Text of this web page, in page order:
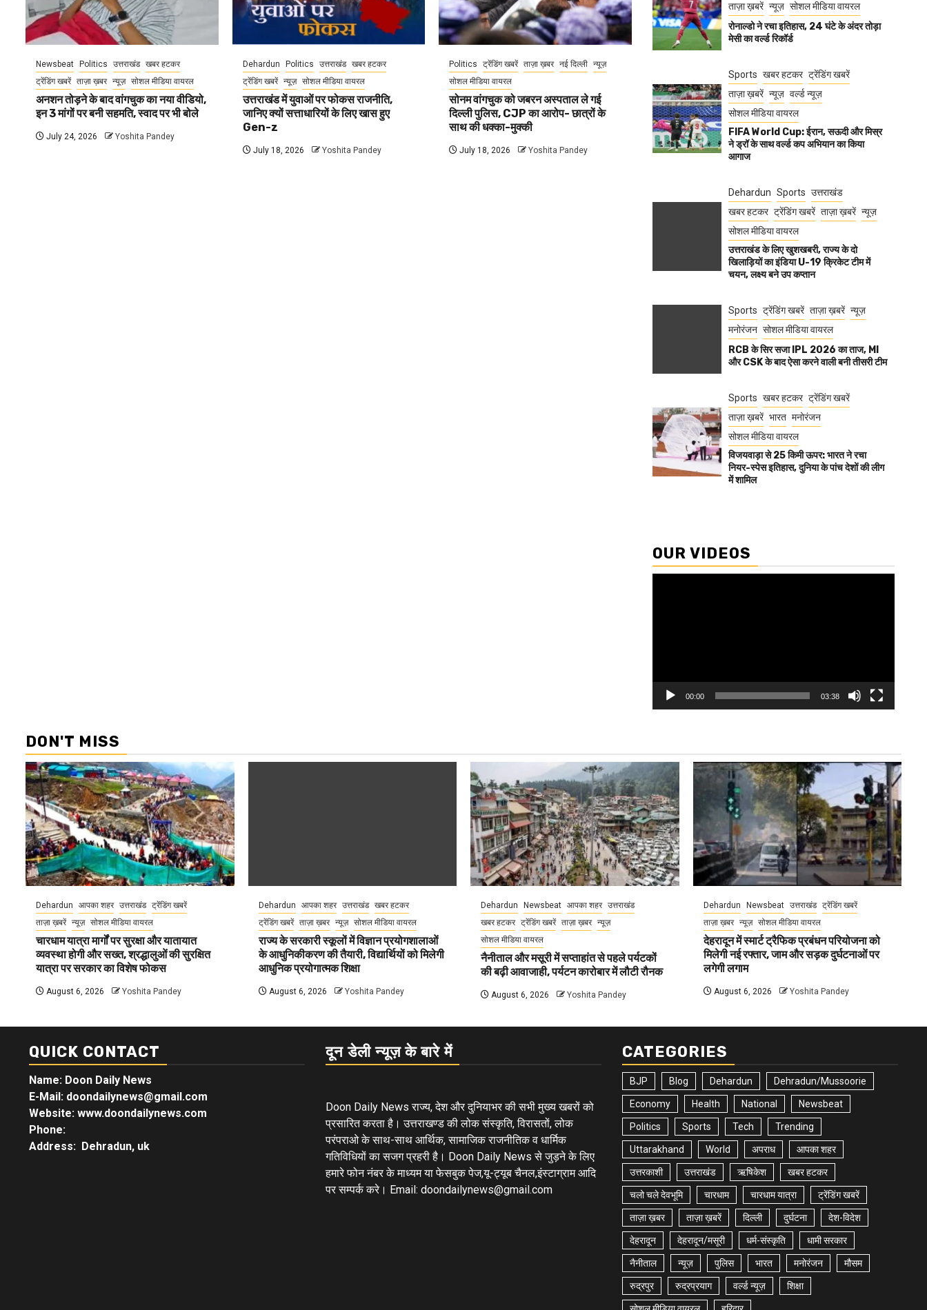
Newsbeat Politics उत्तराखंड खबर हटकर
ट्रेंडिंग खबरें ताज़ा ख़बर न्यूज़ सोशल मीडिया वायरल
अनशन तोड़ने के बाद वांगचुक का नया वीडियो,
इन 3 मांगों पर बनी सहमति, स्वाद पर भी बोले
July 24, 2026 Yoshita Pandey
Dehardun Politics उत्तराखंड खबर हटकर
ट्रेंडिंग खबरें न्यूज़ सोशल मीडिया वायरल
उत्तराखंड में युवाओं पर फोकस राजनीति,
जानिए क्यों सत्ताधारियों के लिए खास हुए
Gen-z
July 18, 2026 Yoshita Pandey
Politics ट्रेंडिंग खबरें ताज़ा ख़बर नई दिल्ली न्यूज़
सोशल मीडिया वायरल
सोनम वांगचुक को जबरन अस्पताल ले गई
दिल्ली पुलिस, CJP का आरोप- छात्रों के
साथ की धक्का-मुक्की
July 18, 2026 Yoshita Pandey
ताज़ा ख़बरें न्यूज़ सोशल मीडिया वायरल
रोनाल्डो ने रचा इतिहास, 24 घंटे के अंदर तोड़ा
मेसी का वर्ल्ड रिकॉर्ड
Sports खबर हटकर ट्रेंडिंग खबरें
ताज़ा ख़बरें न्यूज़ वर्ल्ड न्यूज़
सोशल मीडिया वायरल
FIFA World Cup: ईरान, सऊदी और मिस्र
ने ड्रॉ के साथ वर्ल्ड कप अभियान का किया
आगाज
Dehardun Sports उत्तराखंड
खबर हटकर ट्रेंडिंग खबरें ताज़ा ख़बरें न्यूज़
सोशल मीडिया वायरल
उत्तराखंड के लिए खुशखबरी, राज्य के दो
खिलाड़ियों का इंडिया U-19 क्रिकेट टीम में
चयन, लक्ष्य बने उप कप्तान
Sports ट्रेंडिंग खबरें ताज़ा ख़बरें न्यूज़
मनोरंजन सोशल मीडिया वायरल
RCB के सिर सजा IPL 2026 का ताज, MI
और CSK के बाद ऐसा करने वाली बनी तीसरी टीम
Sports खबर हटकर ट्रेंडिंग खबरें
ताज़ा ख़बरें भारत मनोरंजन
सोशल मीडिया वायरल
विजयवाड़ा से 25 किमी ऊपर: भारत ने रचा
नियर-स्पेस इतिहास, दुनिया के पांच देशों की लीग
में शामिल
OUR VIDEOS
00:00 03:38
DON'T MISS
Dehardun आपका शहर उत्तराखंड ट्रेंडिंग खबरें
ताज़ा ख़बरें न्यूज़ सोशल मीडिया वायरल
चारधाम यात्रा मार्गों पर सुरक्षा और यातायात
व्यवस्था होगी और सख्त, श्रद्धालुओं की सुरक्षित
यात्रा पर सरकार का विशेष फोकस
August 6, 2026 Yoshita Pandey
Dehardun आपका शहर उत्तराखंड
खबर हटकर
ट्रेंडिंग खबरें
ताज़ा ख़बर न्यूज़ सोशल मीडिया वायरल
राज्य के सरकारी स्कूलों में विज्ञान प्रयोगशालाओं
के आधुनिकीकरण की तैयारी, विद्यार्थियों को मिलेगी
आधुनिक प्रयोगात्मक शिक्षा
August 6, 2026 Yoshita Pandey
Dehardun Newsbeat आपका शहर उत्तराखंड
खबर हटकर ट्रेंडिंग खबरें ताज़ा ख़बर न्यूज़
सोशल मीडिया वायरल
नैनीताल और मसूरी में सप्ताहांत से पहले पर्यटकों
की बढ़ी आवाजाही, पर्यटन कारोबार में लौटी रौनक
August 6, 2026 Yoshita Pandey
Dehardun Newsbeat उत्तराखंड
ट्रेंडिंग खबरें
ताज़ा ख़बर
न्यूज़ सोशल मीडिया वायरल
देहरादून में स्मार्ट ट्रैफिक प्रबंधन परियोजना को
मिलेगी नई रफ्तार, जाम और सड़क दुर्घटनाओं पर
लगेगी लगाम
August 6, 2026 Yoshita Pandey
QUICK CONTACT
Name: Doon Daily News
E-Mail: doondailynews@gmail.com
Website: www.doondailynews.com
Phone:
Address: Dehradun, uk
दून डेली न्यूज़ के बारे में
Doon Daily News राज्य, देश और दुनियाभर की सभी मुख्य खबरों को
प्रसारित करता है। उत्तराखण्ड की लोक संस्कृति, विरासतों, लोक
परंपराओ के साथ-साथ आर्थिक, सामाजिक राजनीतिक व धार्मिक
गतिविधियों का सजग प्रहरी है। Doon Daily News से जुड़ने के लिए
हमारे फोन नंबर के माध्यम या फेसबुक पेज,यू-ट्यूब चैनल,इंस्टाग्राम आदि
पर सम्पर्क करे। Email: doondailynews@gmail.com
CATEGORIES
BJP Blog Dehardun Dehradun/Mussoorie
Economy Health National Newsbeat
Politics Sports Tech Trending
Uttarakhand World अपराध आपका शहर
उत्तरकाशी उत्तराखंड ऋषिकेश खबर हटकर
चलो चले देवभूमि चारधाम चारधाम यात्रा ट्रेंडिंग खबरें
ताज़ा ख़बर ताज़ा ख़बरें दिल्ली दुर्घटना देश-विदेश
देहरादून देहरादून/मसूरी धर्म-संस्कृति धामी सरकार
नैनीताल न्यूज़ पुलिस भारत मनोरंजन मौसम
रुद्रपुर रुद्रप्रयाग वर्ल्ड न्यूज़ शिक्षा